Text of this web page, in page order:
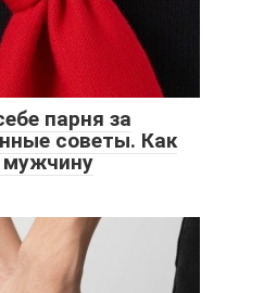
парня за
советы. Как
мужчину